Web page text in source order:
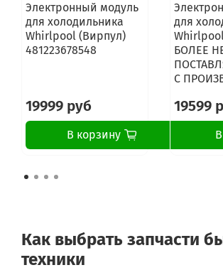
Электронный модуль
для холодильника
Whirlpool (Вирпул)
481223678548
19999 руб
В корзину
для
БОЛЕЕ
С
19599
Как выбрать запчасти
техники